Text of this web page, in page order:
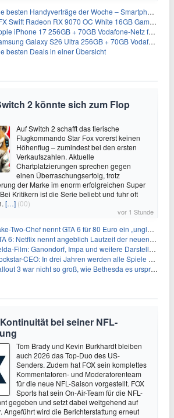
Handyverträge der Woche – Smartphone-Tarife & SIM-Only im Überblick
Swift Radeon RX 9070 OC White 16GB Gaming-Grafikkarte für 579€
iPhone 17 256GB + 70GB Vodafone-Netz für 34,99€/Monat (effektiv 6,41€/Monat)
Galaxy S26 Ultra 256GB + 70GB Vodafone-Netz für 34,99€/Monat (effektiv 4,74€/Monat)
besten Deals in einer Übersicht
2 könnte sich zum Flop
Auf Switch 2 schafft das tierische
Flugkommando Star Fox vorerst keinen
Höhenflug – zumindest bei den ersten
Verkaufszahlen. Aktuelle
Chartplatzierungen sprechen gegen
einen Überraschungserfolg, trotz
der Marke im enorm erfolgreichen Super
Kritikern ist die Serie beliebt und fuhr oft
[…] (00)
vor 1 Stunde
Two-Chef nennt GTA 6 für 80 Euro ein „unglaubliches Schnäppchen“
6: Netflix nennt angeblich Laufzeit der neuen Gameplay-Präsentation
Film: Ganondorf, Impa und weitere Darsteller sollen feststehen
CEO: In drei Jahren werden alle Spiele gestreamt
3 war nicht so groß, wie Bethesda es ursprünglich wollte
bei seiner NFL-
Tom Brady und Kevin Burkhardt bleiben
auch 2026 das Top-Duo des US-
Senders. Zudem hat FOX sein komplettes
Kommentatoren- und Moderatorenteam
für die neue NFL-Saison vorgestellt. FOX
Sports hat sein On-Air-Team für die NFL-
gegeben und setzt dabei weitgehend auf
Angeführt wird die Berichterstattung erneut